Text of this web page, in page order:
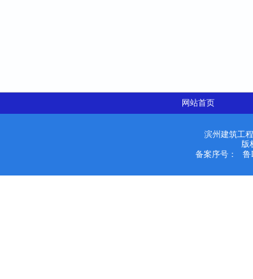
网站首页
滨州建筑工
版
备案序号：
鲁